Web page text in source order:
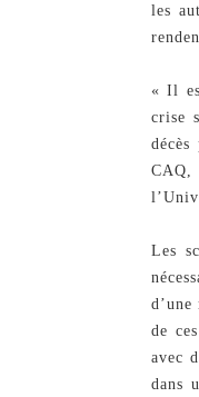
les
« Il
crise
CAQ,
Les
de
avec
dans